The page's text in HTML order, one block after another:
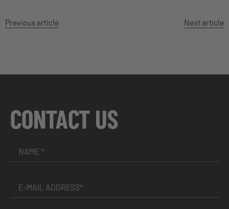
Previous article Next article
CONTACT US